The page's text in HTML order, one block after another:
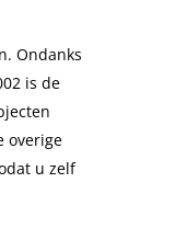
Ondanks
is de
overige
u zelf